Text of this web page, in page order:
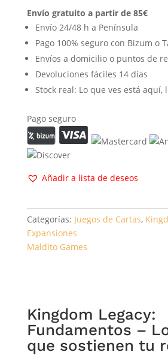
(expansión)
cantidad
Envío gratuito a partir de 85€
Envío 24/48 h a Península
Pago 100% seguro con Bizum o
Envíos a domicilio o puntos de
Devoluciones fáciles 14 días
Stock real: Lo que ves está
Pago seguro
Añadir a lista de deseos
Categorías: Juegos de Cartas,
Expansiones
Maldito Games
Kingdom Legacy:
Fundamentos –
que sostienen tu